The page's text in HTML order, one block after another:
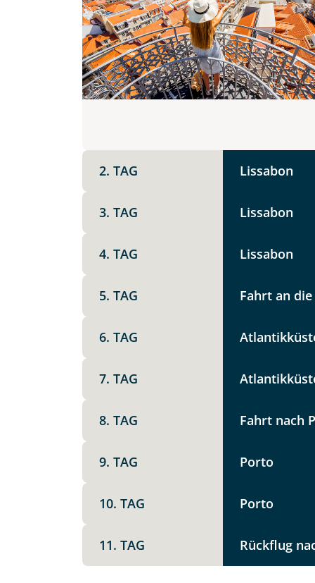
Teile diese
Facebook
Telegram
Link kopieren
2. TAG Lissabon
3. TAG Lissabon
4. TAG Lissabon
5. TAG Fahrt an
6. TAG
7. TAG
8. TAG Fahrt nach
9. TAG Porto
10. TAG Porto
11. TAG Rückflug
Anzahl Erwachsener
Unterkunft
Reisebeginn
Option 1
Datenschutz & Transparenz
Datenschutzerklärungund